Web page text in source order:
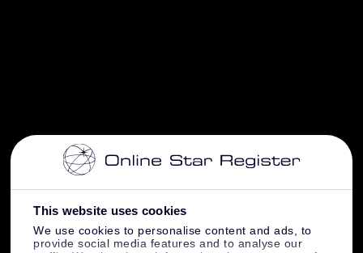
This website uses cookies
We use cookies to personalise content and ads, to
provide social media features and to analyse our